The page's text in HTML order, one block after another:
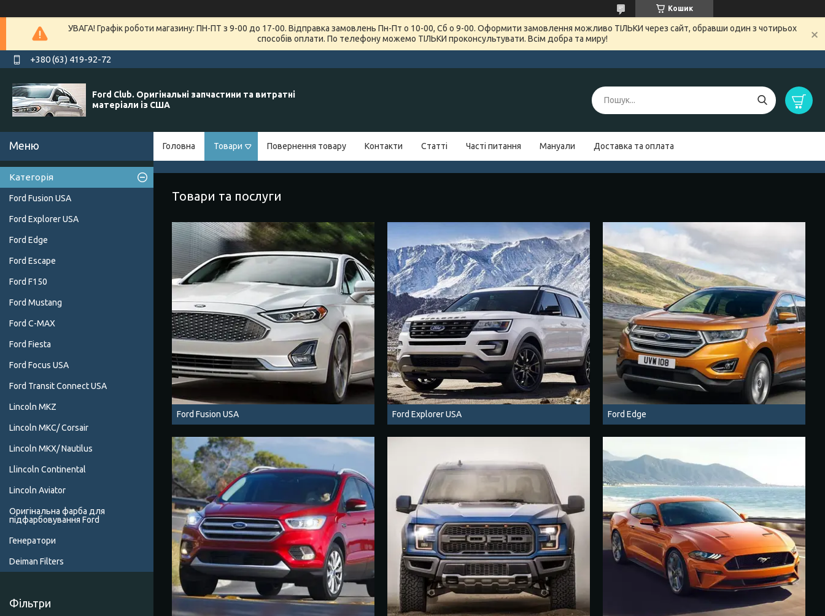
Кошик
УВАГА! Графік роботи магазину: ПН-ПТ з 9-00 до 17-00. Відправка замовлень Пн-Пт о 10-00, Сб о 9-00. Оформити замовлення можливо ТІЛЬКИ через сайт, обравши один з чотирьох
способів оплати. По телефону можемо ТІЛЬКИ проконсультувати. Всім добра та миру!
+380 (63) 419-92-72
Ford Club. Оригінальні запчастини та витратні
матеріали із США
Головна Товари Повернення товару Контакти Статті Часті питання Мануали Доставка та оплата
Товари та послуги
Ford Fusion USA Ford Explorer USA Ford Edge
Категорія
Ford Fusion USA
Ford Explorer USA
Ford Edge
Ford Escape
Ford F150
Ford Mustang
Ford C-MAX
Ford Fiesta
Ford Focus USA
Ford Transit Connect USA
Lincoln MKZ
Lincoln MKC/ Corsair
Lincoln MKX/ Nautilus
Llincoln Continental
Lincoln Aviator
Оригінальна фарба для
підфарбовування Ford
Генератори
Deiman Filters
Фільтри